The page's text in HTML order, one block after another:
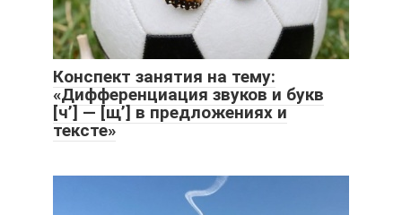
Конспект занятия на тему:
«Дифференциация звуков и букв
[ч’] — [щ’] в предложениях и
тексте»